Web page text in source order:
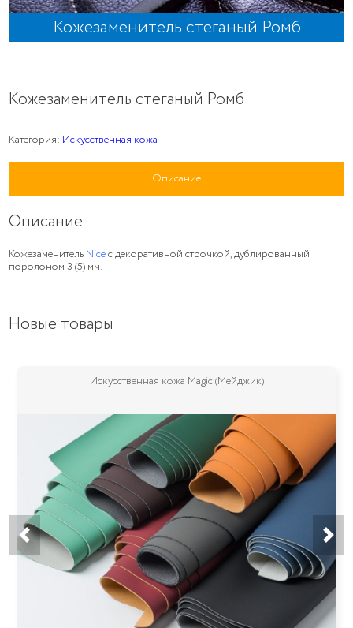
Кожезаменитель стеганый Ромб
Кожезаменитель стеганый Ромб
Категория: Искусственная кожа
Описание
Описание
Кожезаменитель Niceс декоративной строчкой, дублированный
поролоном 3 (5) мм.
Новые товары
Искусственная кожа Magic (Мейджик)